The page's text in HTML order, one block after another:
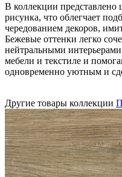
В коллекции представлено
рисунка, что облегчает
чередованием декоров,
Бежевые оттенки легко
нейтральными
мебели и текстиле и
одновременно уютным и
Другие товары коллекции